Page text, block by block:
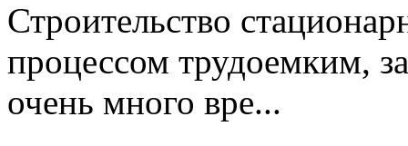
Строительство
процессом трудоемким,
очень много вре...